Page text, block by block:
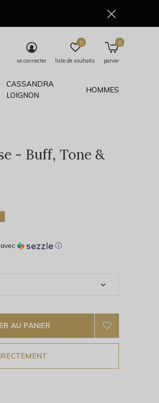
CASSANDRA
LOIGNON
HOMMES
se connecter liste de souhaits
0
panier
0
- Buff, Tone &
avec ⓘ
AU PANIER